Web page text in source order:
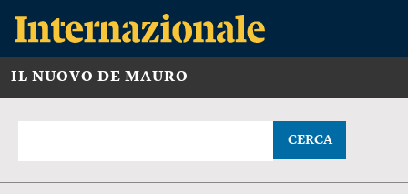
IL NUOVO DE MAURO
CERCA